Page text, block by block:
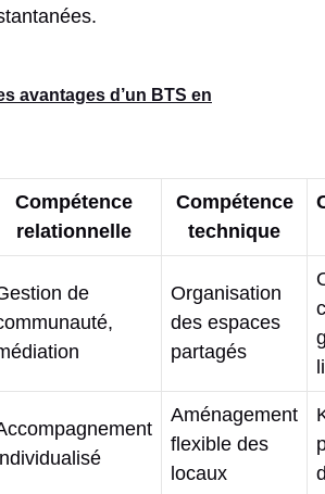
avantages d’un BTS en
Compétence
relationnelle
Compétence
technique
de
Organisation
des espaces
partagés
Aménagement
flexible des
locaux